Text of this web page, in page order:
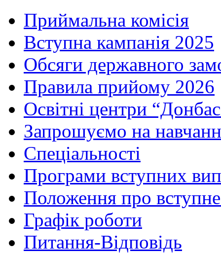
Приймальна комісія
Вступна кампанія 2025
Обсяги державного
Правила прийому 2026
Освітні центри
Запрошуємо на
Спеціальності
Програми вступних
Положення про
Графік роботи
Питання-Відповідь